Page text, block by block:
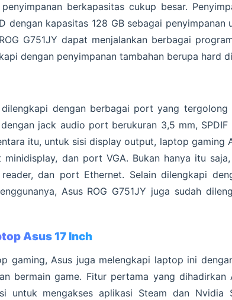
berkapasitas cukup besar.
dengan kapasitas 128 GB sebagai
G751JY dapat menjalankan berbagai
dengan penyimpanan tambahan berupa hard
dengan berbagai port yang
dengan jack audio port berukuran 3,5 mm,
itu, untuk sisi display output, laptop gaming
dan port VGA. Bukan hanya itu
dan port Ethernet. Selain dilengkapi
Asus ROG G751JY juga sudah
Asus 17 Inch
gaming, Asus juga melengkapi laptop ini
bermain game. Fitur pertama yang dihadirkan
untuk mengakses aplikasi Steam dan Nvidia